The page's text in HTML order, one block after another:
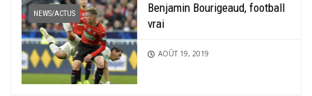
NEWS/ACTUS
Benjamin Bourigeaud, football
vrai
AOÛT 19, 2019